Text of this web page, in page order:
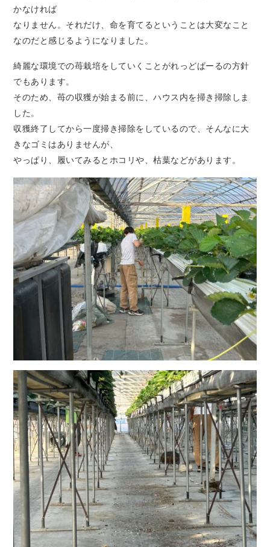
かなければ
なりません。それだけ、命を育てるということは大変なこと
なのだと感じるようになりました。
綺麗な環境での苺栽培をしていくことがれっどぱーるの方針
でもあります。
そのため、苺の収獲が始まる前に、ハウス内を掃き掃除しま
した。
収獲終了してから一度掃き掃除をしているので、そんなに大
きなゴミはありませんが、
やっぱり、履いてみるとホコリや、枯葉などがあります。